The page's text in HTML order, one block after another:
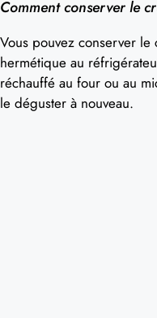
Comment conserver le
Vous pouvez conserver
hermétique au
réchauffé au four ou au
le déguster à nouveau.